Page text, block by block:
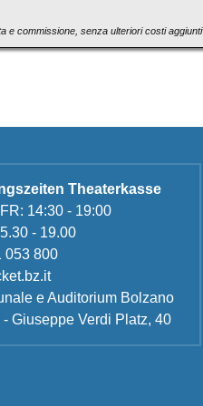
e commissione, senza ulteriori costi
Theaterkasse
14:30 - 19:00
- 19.00
053 800
e Auditorium Bolzano
Giuseppe Verdi Platz, 40